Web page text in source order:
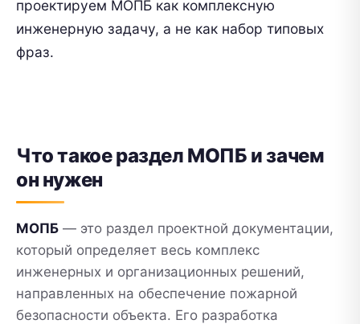
проектируем МОПБ как комплексную
инженерную задачу, а не как набор типовых
фраз.
Что такое раздел МОПБ и зачем
он нужен
МОПБ — это раздел проектной документации,
который определяет весь комплекс
инженерных и организационных решений,
направленных на обеспечение пожарной
безопасности объекта. Его разработка